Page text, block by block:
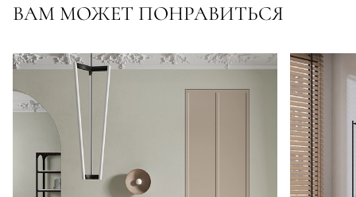
ВАМ МОЖЕТ ПОНРАВИТЬСЯ